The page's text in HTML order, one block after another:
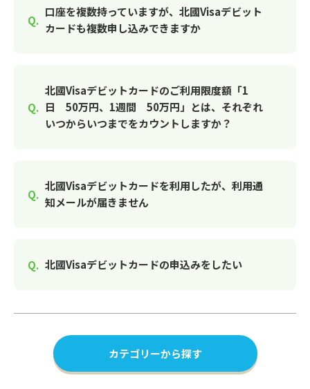
口座を複数持っていますが、北國Visaデビット
カードも複数申し込みできますか
北國Visaデビットカードのご利用限度額「1
日 50万円、1週間 50万円」とは、それぞれ
いつからいつまでをカウントしますか？
北國Visaデビットカードを利用したが、利用通
知メールが届きません
北國Visaデビットカードの申込みをしたい
カテゴリーから探す